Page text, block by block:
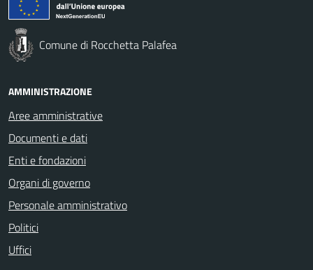
Comune di Rocchetta Palafea
AMMINISTRAZIONE
Aree amministrative
Documenti e dati
Enti e fondazioni
Organi di governo
Personale amministrativo
Politici
Uffici